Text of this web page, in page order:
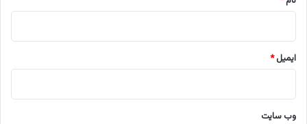
ایمیل*
وب‌ سایت